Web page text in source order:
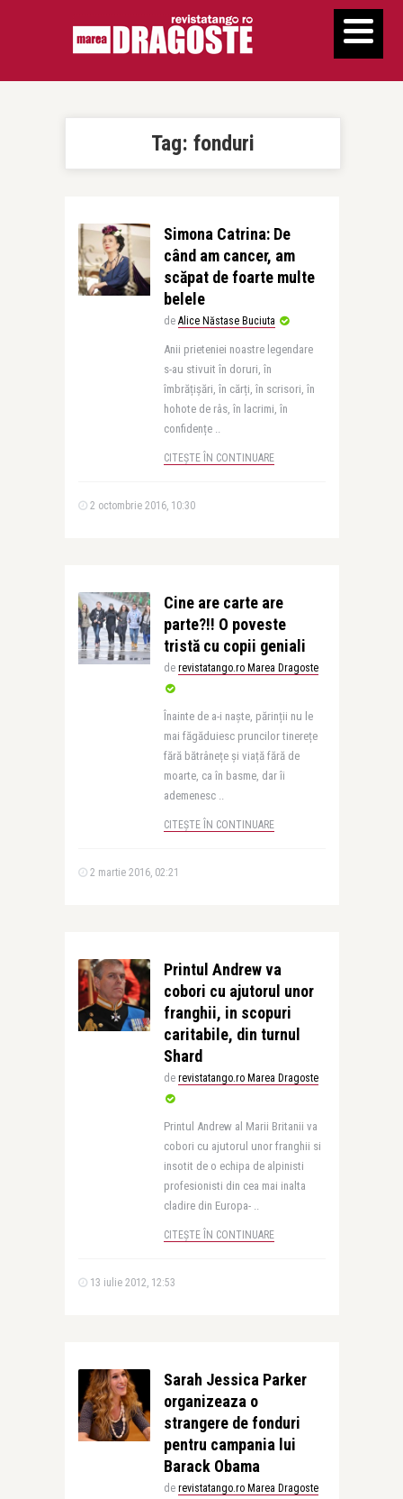
Tag: fonduri
Simona Catrina: De
când am cancer, am
scăpat de foarte multe
belele
de Alice Năstase Buciuta
Anii prieteniei noastre legendare
s-au stivuit în doruri, în
îmbrățișări, în cărți, în scrisori, în
hohote de râs, în lacrimi, în
confidențe ..
CITEȘTE ÎN CONTINUARE
2 octombrie 2016, 10:30
Cine are carte are
parte?!! O poveste
tristă cu copii geniali
de revistatango.ro Marea Dragoste
Înainte de a-i naște, părinții nu le
mai făgăduiesc pruncilor tinerețe
fără bătrânețe și viață fără de
moarte, ca în basme, dar îi
ademenesc ..
CITEȘTE ÎN CONTINUARE
2 martie 2016, 02:21
Printul Andrew va
cobori cu ajutorul unor
franghii, in scopuri
caritabile, din turnul
Shard
de revistatango.ro Marea Dragoste
Printul Andrew al Marii Britanii va
cobori cu ajutorul unor franghii si
insotit de o echipa de alpinisti
profesionisti din cea mai inalta
cladire din Europa- ..
CITEȘTE ÎN CONTINUARE
13 iulie 2012, 12:53
Sarah Jessica Parker
organizeaza o
strangere de fonduri
pentru campania lui
Barack Obama
de revistatango.ro Marea Dragoste